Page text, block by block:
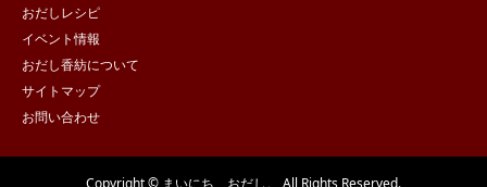
おだしレシピ
イベント情報
おだし香紡について
サイトマップ
お問い合わせ
Copyright © まいにち、おだし。 All Rights Reserved.